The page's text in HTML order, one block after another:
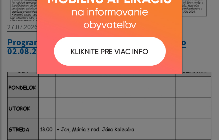
27.07.2026
Program bohoslužieb týždeň od 27.07.2026 do
02.08.2026